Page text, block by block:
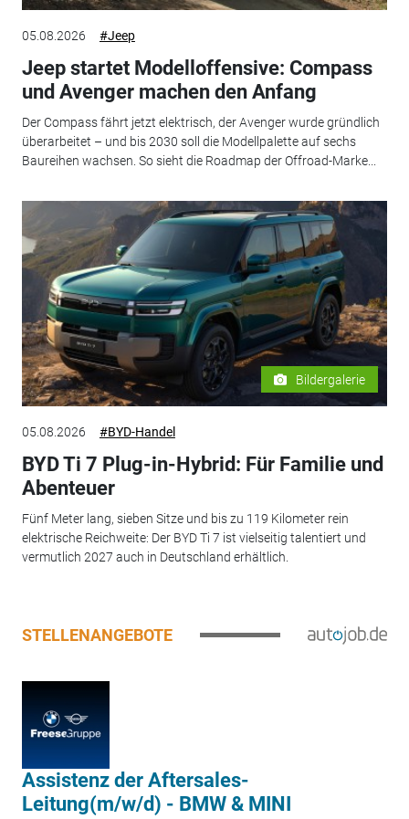
05.08.2026 #Jeep
Jeep startet Modelloffensive: Compass
und Avenger machen den Anfang
Der Compass fährt jetzt elektrisch, der Avenger wurde gründlich
überarbeitet – und bis 2030 soll die Modellpalette auf sechs
Baureihen wachsen. So sieht die Roadmap der Offroad-Marke...
Bildergalerie
05.08.2026 #BYD-Handel
BYD Ti 7 Plug-in-Hybrid: Für Familie und
Abenteuer
Fünf Meter lang, sieben Sitze und bis zu 119 Kilometer rein
elektrische Reichweite: Der BYD Ti 7 ist vielseitig talentiert und
vermutlich 2027 auch in Deutschland erhältlich.
STELLENANGEBOTE
Assistenz der Aftersales-
Leitung(m/w/d) - BMW & MINI